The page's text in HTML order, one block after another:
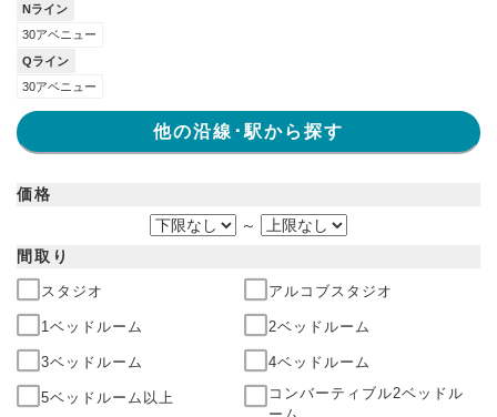
Nライン
30アベニュー
Qライン
30アベニュー
他の沿線･駅から探す
価格
～
間取り
スタジオ アルコブスタジオ
1ベッドルーム 2ベッドルーム
3ベッドルーム 4ベッドルーム
5ベッドルーム以上
コンバーティブル2ベッドル